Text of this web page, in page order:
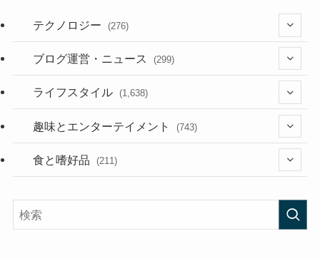
テクノロジー (276)
(36)
(187)
ブログ運営・ニュース (299)
(118)
(181)
ライフスタイル (1,638)
(394)
(282)
趣味とエンターテイメント (743)
(56)
食と嗜好品 (211)